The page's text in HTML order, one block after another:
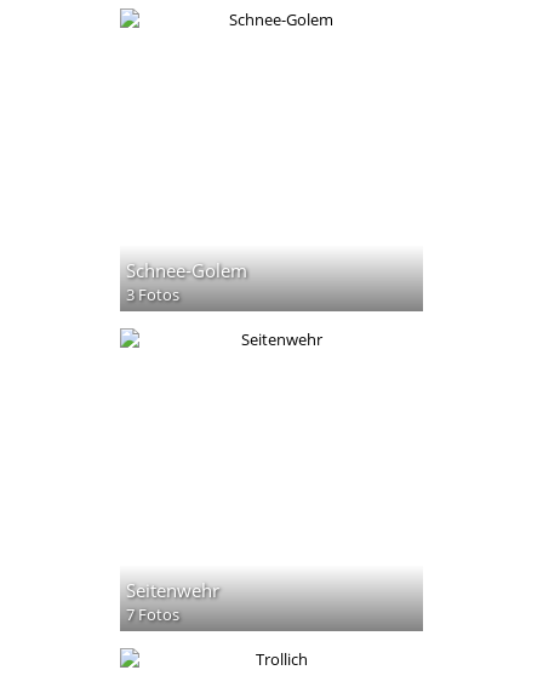
Schnee-Golem
3 Fotos
Seitenwehr
7 Fotos